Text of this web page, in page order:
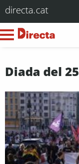
directa.cat
Diada del